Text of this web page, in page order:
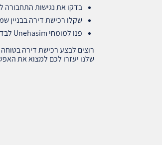
בדקו את נגישות התחבורה
שקלו רכישת דירה בבניין
פנו למומחי Unehasim לבדיקה משפטית של המסמכים.
שלנו יעזרו לכם למצוא את